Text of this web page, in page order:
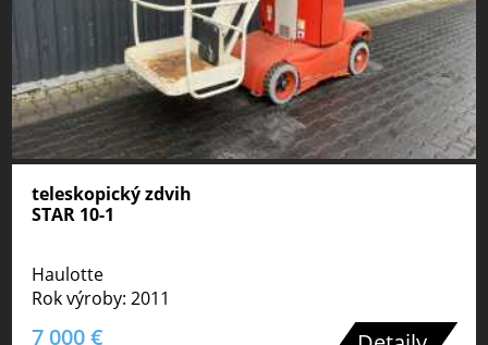
teleskopický zdvih
STAR 10-1
Haulotte
Rok výroby: 2011
7 000 €